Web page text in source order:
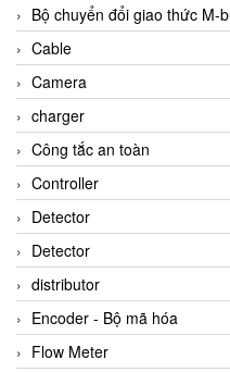
Bộ chuyển đổi giao thức M-
Cable
Camera
charger
Công tắc an toàn
Controller
Detector
Detector
distributor
Encoder - Bộ mã hóa
Flow Meter